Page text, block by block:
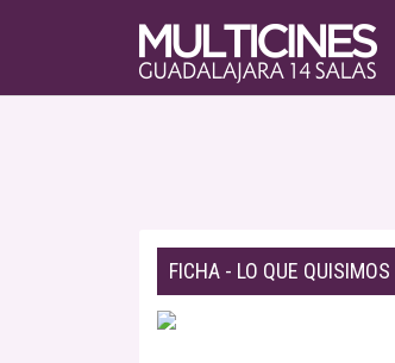
FICHA - LO QUE QUISIMOS